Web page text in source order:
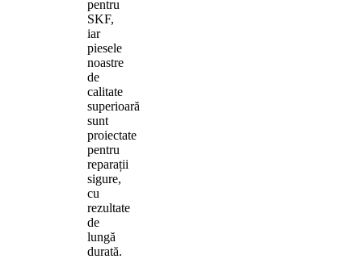
pentru
SKF,
iar
piesele
noastre
de
calitate
superioară
sunt
proiectate
pentru
reparații
sigure,
cu
rezultate
de
lungă
durată.